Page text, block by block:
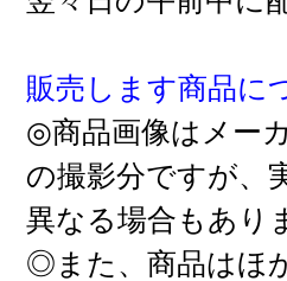
販売します商品に
◎商品画像はメー
の撮影分ですが、
異なる場合もあり
◎また、商品はほ